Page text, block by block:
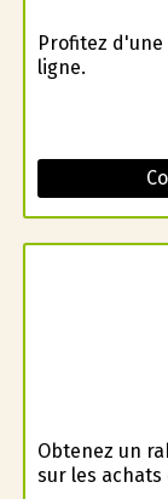
Profitez
ligne.
Obtenez un
sur les achats